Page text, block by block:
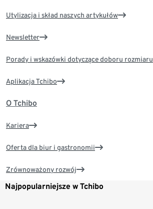
Utylizacja i skład naszych artykułów
Newsletter
Porady i wskazówki dotyczące doboru rozmiaru
Aplikacja Tchibo
O Tchibo
Kariera
Oferta dla biur i gastronomii
Zrównoważony rozwój
Najpopularniejsze w Tchibo